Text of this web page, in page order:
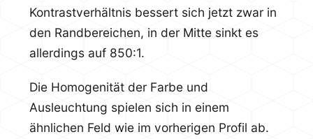
Kontrastverhältnis bessert sich jetzt zwar in
den Randbereichen, in der Mitte sinkt es
allerdings auf 850:1.
Die Homogenität der Farbe und
Ausleuchtung spielen sich in einem
ähnlichen Feld wie im vorherigen Profil ab.